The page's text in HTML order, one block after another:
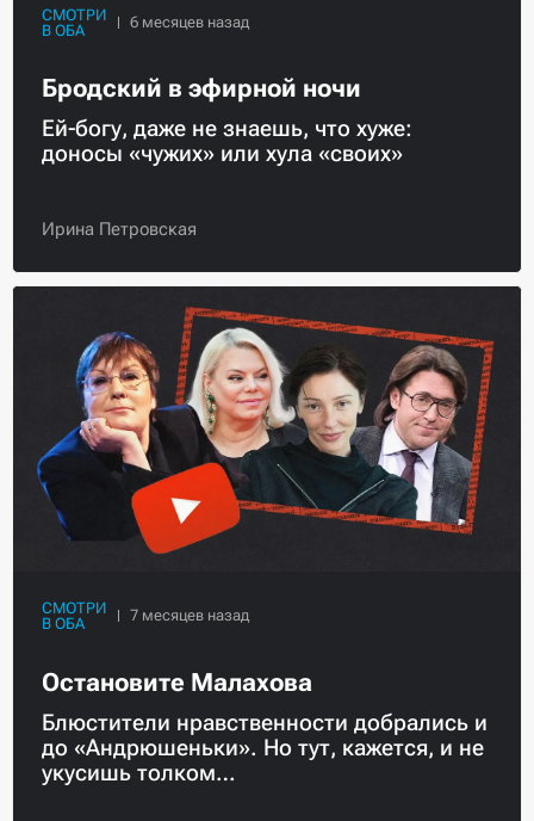
СМОТРИ
В ОБА
Бродский в эфирной ночи
Ей-богу, даже не знаешь, что хуже:
доносы «чужих» или хула «своих»
Ирина Петровская
СМОТРИ
В ОБА
Остановите Малахова
Блюстители нравственности добрались и
до «Андрюшеньки». Но тут, кажется, и не
укусишь толком…